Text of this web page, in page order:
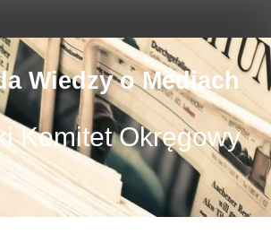
Wiedzy o Mediach
Komitet Okręgowy